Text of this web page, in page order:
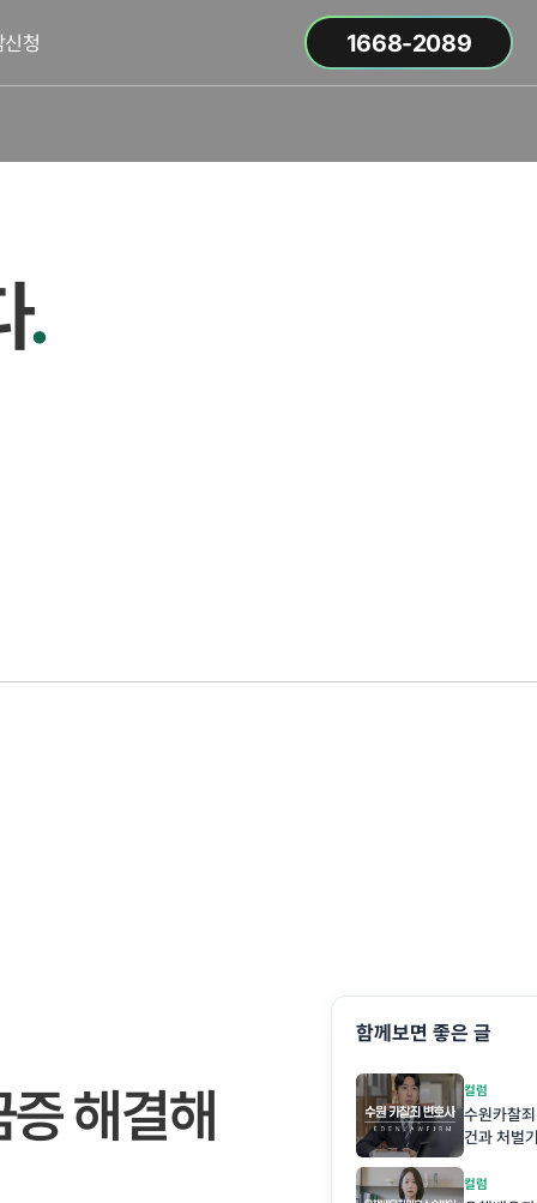
신청 1668-2089
.
해결해
함께보면 좋은 글
컬럼
수원카찰
건과 처벌
컬럼